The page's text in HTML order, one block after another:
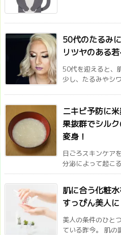
50代のたるみ
リツヤのある
50代を迎えると、
少し、たるみやシ
ニキビ予防に
果抜群でシル
変身！
日ごろスキンケア
分泌によって起こ
肌に合う化粧
すっぴん美人に
美人の条件のひと
ている昨今。 肌の